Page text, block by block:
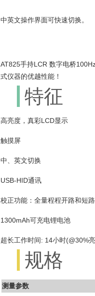
中英文操作界面可快速切换。
AT825手持LCR 数字电桥
式仪器的优越性能！
特征
高亮度，真彩LCD显示
触摸屏
中、英文切换
USB-HID通讯
校正功能：全量程程开路和短路
1300mAh可充电锂电池
超长工作时间: 14小时(@30%
规格
测量参数